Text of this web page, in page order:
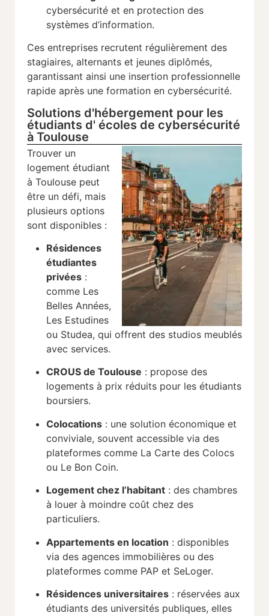
cybersécurité et en protection des
systèmes d’information.
Ces entreprises recrutent régulièrement des
stagiaires, alternants et jeunes diplômés,
garantissant ainsi une insertion professionnelle
rapide après une formation en cybersécurité.
Solutions d'hébergement pour les
étudiants d' écoles de cybersécurité
à Toulouse
Trouver un
logement étudiant
à Toulouse peut
être un défi, mais
plusieurs options
sont disponibles :
Résidences
étudiantes
privées :
comme Les
Belles Années,
Les Estudines
ou Studea, qui offrent des studios meublés
avec services.
CROUS de Toulouse : propose des
logements à prix réduits pour les étudiants
boursiers.
Colocations : une solution économique et
conviviale, souvent accessible via des
plateformes comme La Carte des Colocs
ou Le Bon Coin.
Logement chez l’habitant : des chambres
à louer à moindre coût chez des
particuliers.
Appartements en location : disponibles
via des agences immobilières ou des
plateformes comme PAP et SeLoger.
Résidences universitaires : réservées aux
étudiants des universités publiques, elles